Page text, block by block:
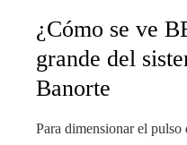
¿Cómo se ve
grande del
Banorte
Para dimensionar el pulso